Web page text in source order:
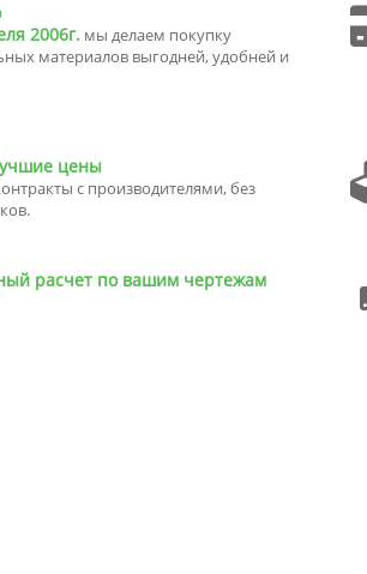
2006г. мы делаем покупку
материалов выгодней, удобней и
цены
с производителями, без
расчет по вашим чертежам